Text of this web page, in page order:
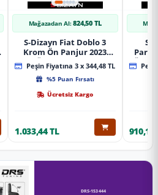
Mağazadan Al: 824,50 TL
S-Dizayn Fiat Doblo 3
Krom Ön Panjur 2023
Üzeri A+ Kalite
Peşin Fiyatına 3 x 344,48 TL
%5 Puan Fırsatı
Ücretsiz Kargo
1.033,44 TL
S-
Ön
910,16
DRS-153444